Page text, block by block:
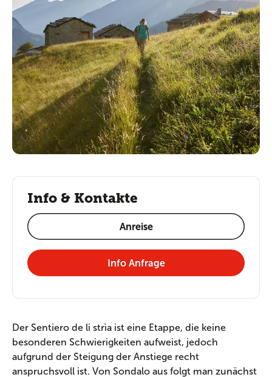
Der Sentiero de li strìa ist eine Etappe, die keine
besonderen Schwierigkeiten aufweist, jedoch
aufgrund der Steigung der Anstiege recht
anspruchsvoll ist. Von Sondalo aus folgt man zunächst
Info & Kontakte
Anreise
Info Anfrage